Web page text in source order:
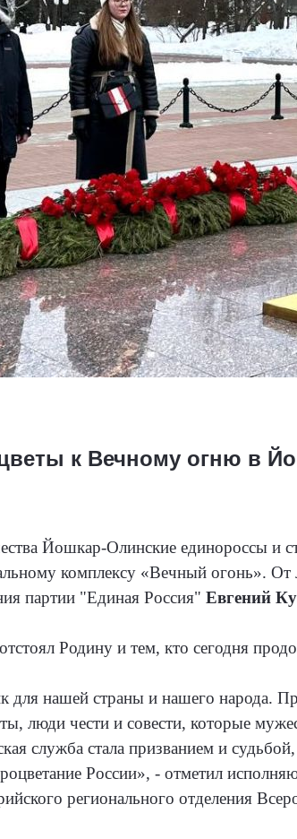
к Вечному огню в
Йошкар-Олинские единороссы и
комплексу «Вечный огонь». От
партии "Единая Россия" Евгений
Родину и тем, кто сегодня
для нашей страны и нашего народа.
люди чести и совести, которые
служба стала призванием и
России», - отметил
регионального отделения